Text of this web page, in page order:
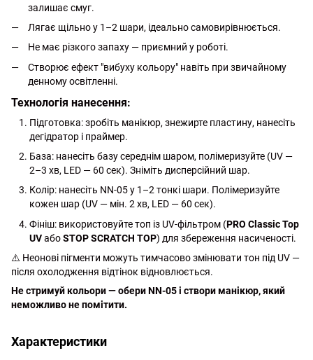
залишає смуг.
Лягає щільно у 1–2 шари, ідеально самовирівнюється.
Не має різкого запаху — приємний у роботі.
Створює ефект "вибуху кольору" навіть при звичайному
денному освітленні.
Технологія нанесення:
Підготовка: зробіть манікюр, знежирте пластину, нанесіть
дегідратор і праймер.
База: нанесіть базу середнім шаром, полімеризуйте (UV —
2–3 хв, LED — 60 сек). Зніміть дисперсійний шар.
Колір: нанесіть NN-05 у 1–2 тонкі шари. Полімеризуйте
кожен шар (UV — мін. 2 хв, LED — 60 сек).
Фініш: використовуйте топ із UV-фільтром (PRO Classic Top
UVабоSTOP SCRATCH TOP) для збереження насиченості.
⚠️ Неонові пігменти можуть тимчасово змінювати тон під UV —
після охолодження відтінок відновлюється.
Не стримуй кольори — обери NN-05 і створи манікюр, який
неможливо не помітити.
Характеристики